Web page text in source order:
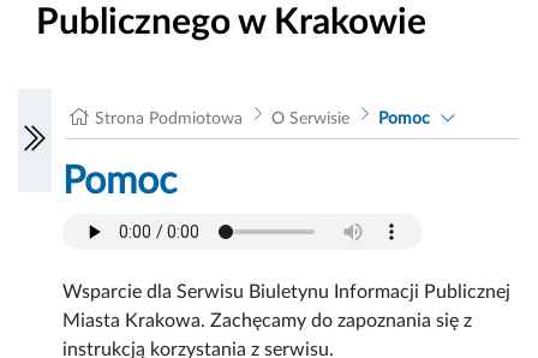
Publicznego w Krakowie
Strona Podmiotowa O Serwisie Pomoc
Pomoc
Wsparcie dla Serwisu Biuletynu Informacji Publicznej
Miasta Krakowa. Zachęcamy do zapoznania się z
instrukcją korzystania z serwisu.